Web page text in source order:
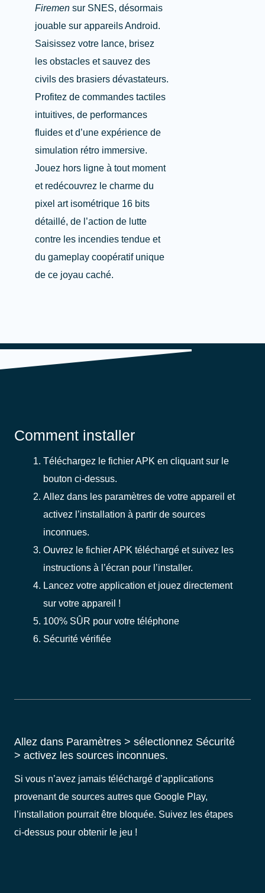
Firemen sur SNES, désormais
jouable sur appareils Android.
Saisissez votre lance, brisez
les obstacles et sauvez des
civils des brasiers dévastateurs.
Profitez de commandes tactiles
intuitives, de performances
fluides et d’une expérience de
simulation rétro immersive.
Jouez hors ligne à tout moment
et redécouvrez le charme du
pixel art isométrique 16 bits
détaillé, de l’action de lutte
contre les incendies tendue et
du gameplay coopératif unique
de ce joyau caché.
Comment installer
Téléchargez le fichier APK en cliquant sur le
bouton ci-dessus.
Allez dans les paramètres de votre appareil et
activez l’installation à partir de sources
inconnues.
Ouvrez le fichier APK téléchargé et suivez les
instructions à l’écran pour l’installer.
Lancez votre application et jouez directement
sur votre appareil !
100% SÛR pour votre téléphone
Sécurité vérifiée
Allez dans Paramètres > sélectionnez Sécurité
> activez les sources inconnues.
Si vous n’avez jamais téléchargé d’applications
provenant de sources autres que Google Play,
l’installation pourrait être bloquée. Suivez les étapes
ci-dessus pour obtenir le jeu !